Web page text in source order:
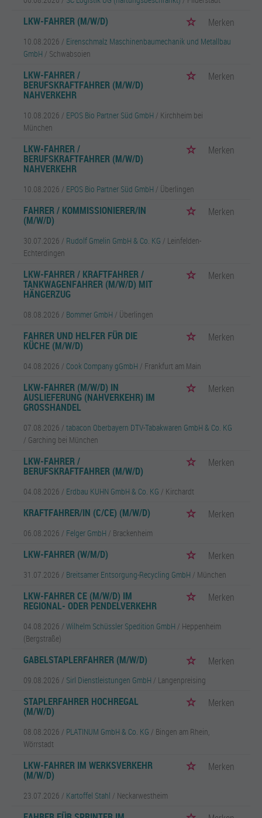
LKW-FAHRER (M/W/D) Merken
10.08.2026 / Eirenschmalz Maschinenbaumechanik und Metallbau
GmbH / Schwabsoien
LKW-FAHRER /
BERUFSKRAFTFAHRER (M/W/D)
NAHVERKEHR
Merken
10.08.2026 / EPOS Bio Partner Süd GmbH / Kirchheim bei
München
LKW-FAHRER /
BERUFSKRAFTFAHRER (M/W/D)
NAHVERKEHR
Merken
10.08.2026 / EPOS Bio Partner Süd GmbH / Überlingen
FAHRER / KOMMISSIONIERER/IN
(M/W/D)
Merken
30.07.2026 / Rudolf Gmelin GmbH & Co. KG / Leinfelden-
Echterdingen
LKW-FAHRER / KRAFTFAHRER /
TANKWAGENFAHRER (M/W/D) MIT
HÄNGERZUG
Merken
08.08.2026 / Bommer GmbH / Überlingen
FAHRER UND HELFER FÜR DIE
KÜCHE (M/W/D)
Merken
04.08.2026 / Cook Company gGmbH / Frankfurt am Main
LKW-FAHRER (M/W/D) IN
AUSLIEFERUNG (NAHVERKEHR) IM
GROSSHANDEL
Merken
07.08.2026 / tabacon Oberbayern DTV-Tabakwaren GmbH & Co. KG
/ Garching bei München
LKW-FAHRER /
BERUFSKRAFTFAHRER (M/W/D)
Merken
04.08.2026 / Erdbau KUHN GmbH & Co. KG / Kirchardt
KRAFTFAHRER/IN (C/CE) (M/W/D) Merken
06.08.2026 / Felger GmbH / Brackenheim
LKW-FAHRER (W/M/D) Merken
31.07.2026 / Breitsamer Entsorgung-Recycling GmbH / München
LKW-FAHRER CE (M/W/D) IM
REGIONAL- ODER PENDELVERKEHR
Merken
04.08.2026 / Wilhelm Schüssler Spedition GmbH / Heppenheim
(Bergstraße)
GABELSTAPLERFAHRER (M/W/D) Merken
09.08.2026 / Sirl Dienstleistungen GmbH / Langenpreising
STAPLERFAHRER HOCHREGAL
(M/W/D)
Merken
08.08.2026 / PLATINUM GmbH & Co. KG / Bingen am Rhein,
Wörrstadt
LKW-FAHRER IM WERKSVERKEHR
(M/W/D)
Merken
23.07.2026 / Kartoffel Stahl / Neckarwestheim